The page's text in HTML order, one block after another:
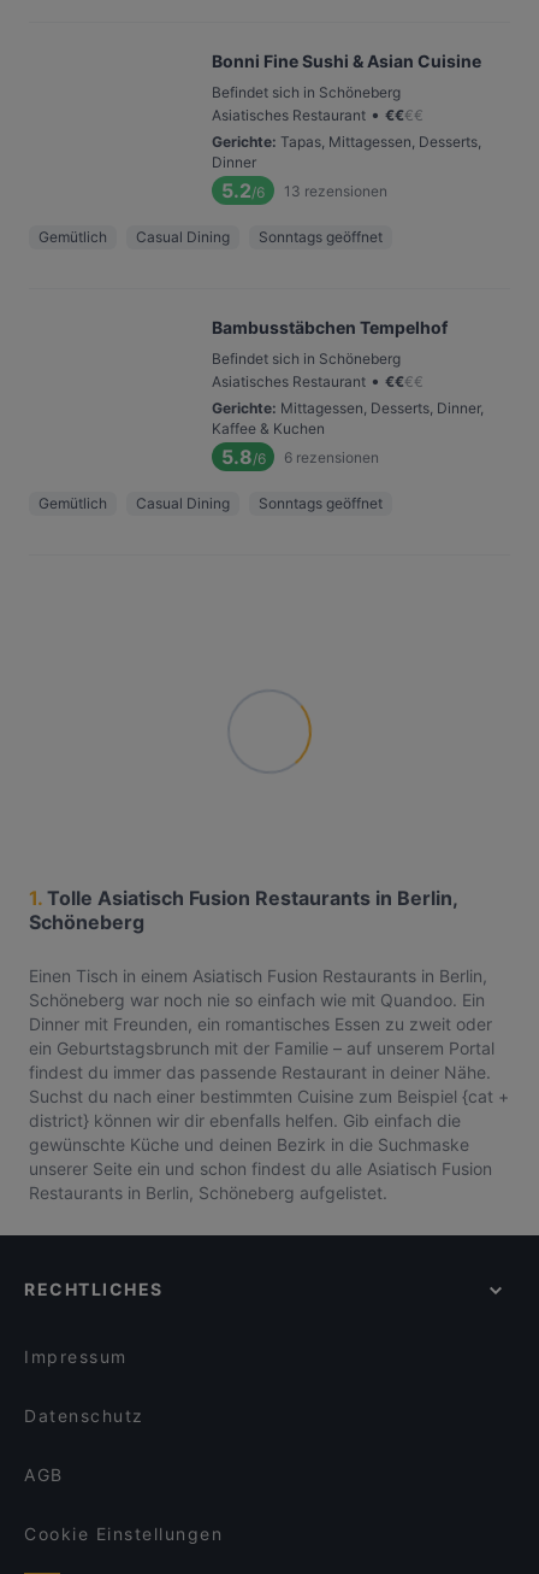
Bonni Fine Sushi & Asian Cuisine
Befindet sich in Schöneberg
Asiatisches Restaurant • €€€€
Gerichte: Tapas, Mittagessen, Desserts,
Dinner
5.2/6 13 rezensionen
Gemütlich Casual Dining Sonntags geöffnet
Bambusstäbchen Tempelhof
Befindet sich in Schöneberg
Asiatisches Restaurant • €€€€
Gerichte: Mittagessen, Desserts, Dinner,
Kaffee & Kuchen
5.8/6 6 rezensionen
Gemütlich Casual Dining Sonntags geöffnet
1. Tolle Asiatisch Fusion Restaurants in Berlin,
Schöneberg
Einen Tisch in einem Asiatisch Fusion Restaurants in Berlin,
Schöneberg war noch nie so einfach wie mit Quandoo. Ein
Dinner mit Freunden, ein romantisches Essen zu zweit oder
ein Geburtstagsbrunch mit der Familie – auf unserem Portal
findest du immer das passende Restaurant in deiner Nähe.
Suchst du nach einer bestimmten Cuisine zum Beispiel {cat +
district} können wir dir ebenfalls helfen. Gib einfach die
gewünschte Küche und deinen Bezirk in die Suchmaske
unserer Seite ein und schon findest du alle Asiatisch Fusion
Restaurants in Berlin, Schöneberg aufgelistet.
RECHTLICHES
Impressum
Datenschutz
AGB
Cookie Einstellungen